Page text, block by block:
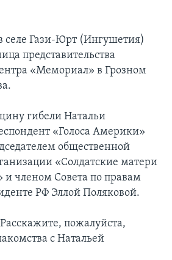
селе Гази-Юрт (Ингушетия)
представительства
«Мемориал» в Грозном
гибели Натальи
«Голоса Америки»
общественной
«Солдатские матери
и членом Совета по правам
РФ Эллой Поляковой.
Расскажите, пожалуйста,
с Натальей